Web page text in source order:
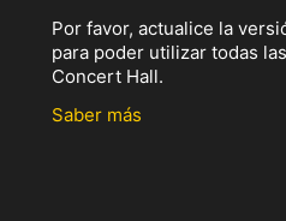
Por favor, actualice la
para poder utilizar todas
Concert Hall.
Saber más